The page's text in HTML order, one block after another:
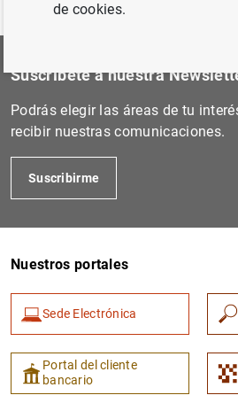
Suscríbete a nuestra
Podrás elegir las áreas de tu
recibir nuestras comunicaciones.
Suscribirme
Nuestros portales
Sede Electrónica
Portal del cliente
bancario
de cookies.